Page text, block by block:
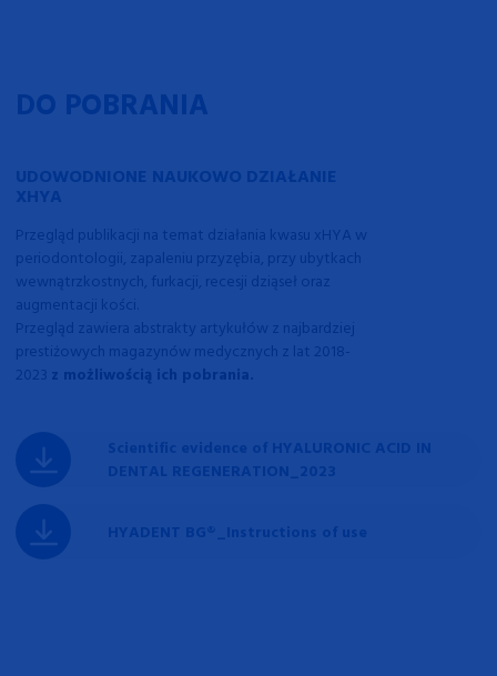
DO POBRANIA
UDOWODNIONE NAUKOWO DZIAŁANIE
XHYA
Przegląd publikacji na temat działania kwasu xHYA w
p eriodontologii, zapaleniu przyzębia, przy ubytkach
wewnątrzkostnych, furkacji, recesji dziąseł oraz
augmentacji kości.
Przegląd zawiera abstrakty artykułów z najbardziej
prestiżowych magazynów medycznych z lat 2018-
2023 z możliwością ich pobrania.
Scientific evidence of HYALURONIC ACID IN
DENTAL REGENERATION_2023
HYADENT BG®_Instructions of use